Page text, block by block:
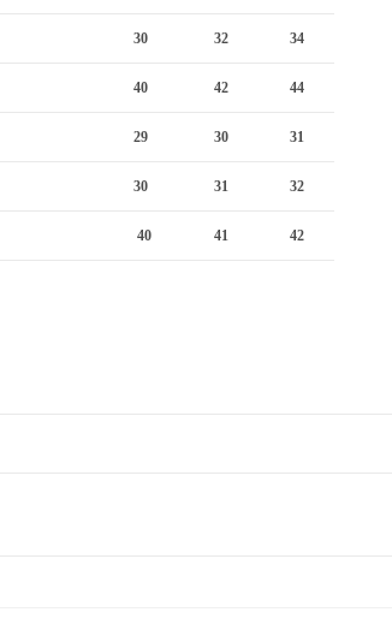
30 32 34
40 42 44
29 30 31
30 31 32
40 41 42